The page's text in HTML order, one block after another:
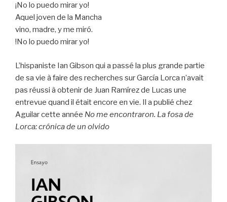
¡No lo puedo mirar yo!
Aquel joven de la Mancha
vino, madre, y me miró.
!No lo puedo mirar yo!
L’hispaniste Ian Gibson qui a passé la plus grande partie
de sa vie à faire des recherches sur García Lorca n’avait
pas réussi à obtenir de Juan Ramírez de Lucas une
entrevue quand il était encore en vie. Il a publié chez
Aguilar cette année No me encontraron. La fosa de
Lorca: crónica de un olvido